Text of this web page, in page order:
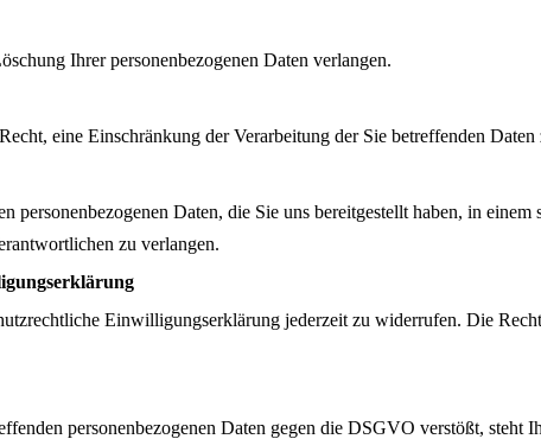
Ihrer personenbezogenen Daten verlangen.
eine Einschränkung der Verarbeitung der Sie betreffenden Daten
Daten, die Sie uns bereitgestellt haben, in
zu verlangen.
Einwilligungserklärung jederzeit zu widerrufen. Die
personenbezogenen Daten gegen die DSGVO verstößt,